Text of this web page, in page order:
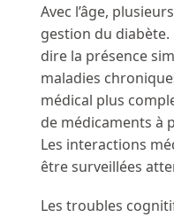
Avec l’âge,
gestion du diabète.
dire la présence
maladies
médical plus
de médicaments à
Les interactions
être surveillées
Les troubles